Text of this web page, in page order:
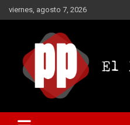
Saltar
al
viernes, agosto 7, 2026
El Podio